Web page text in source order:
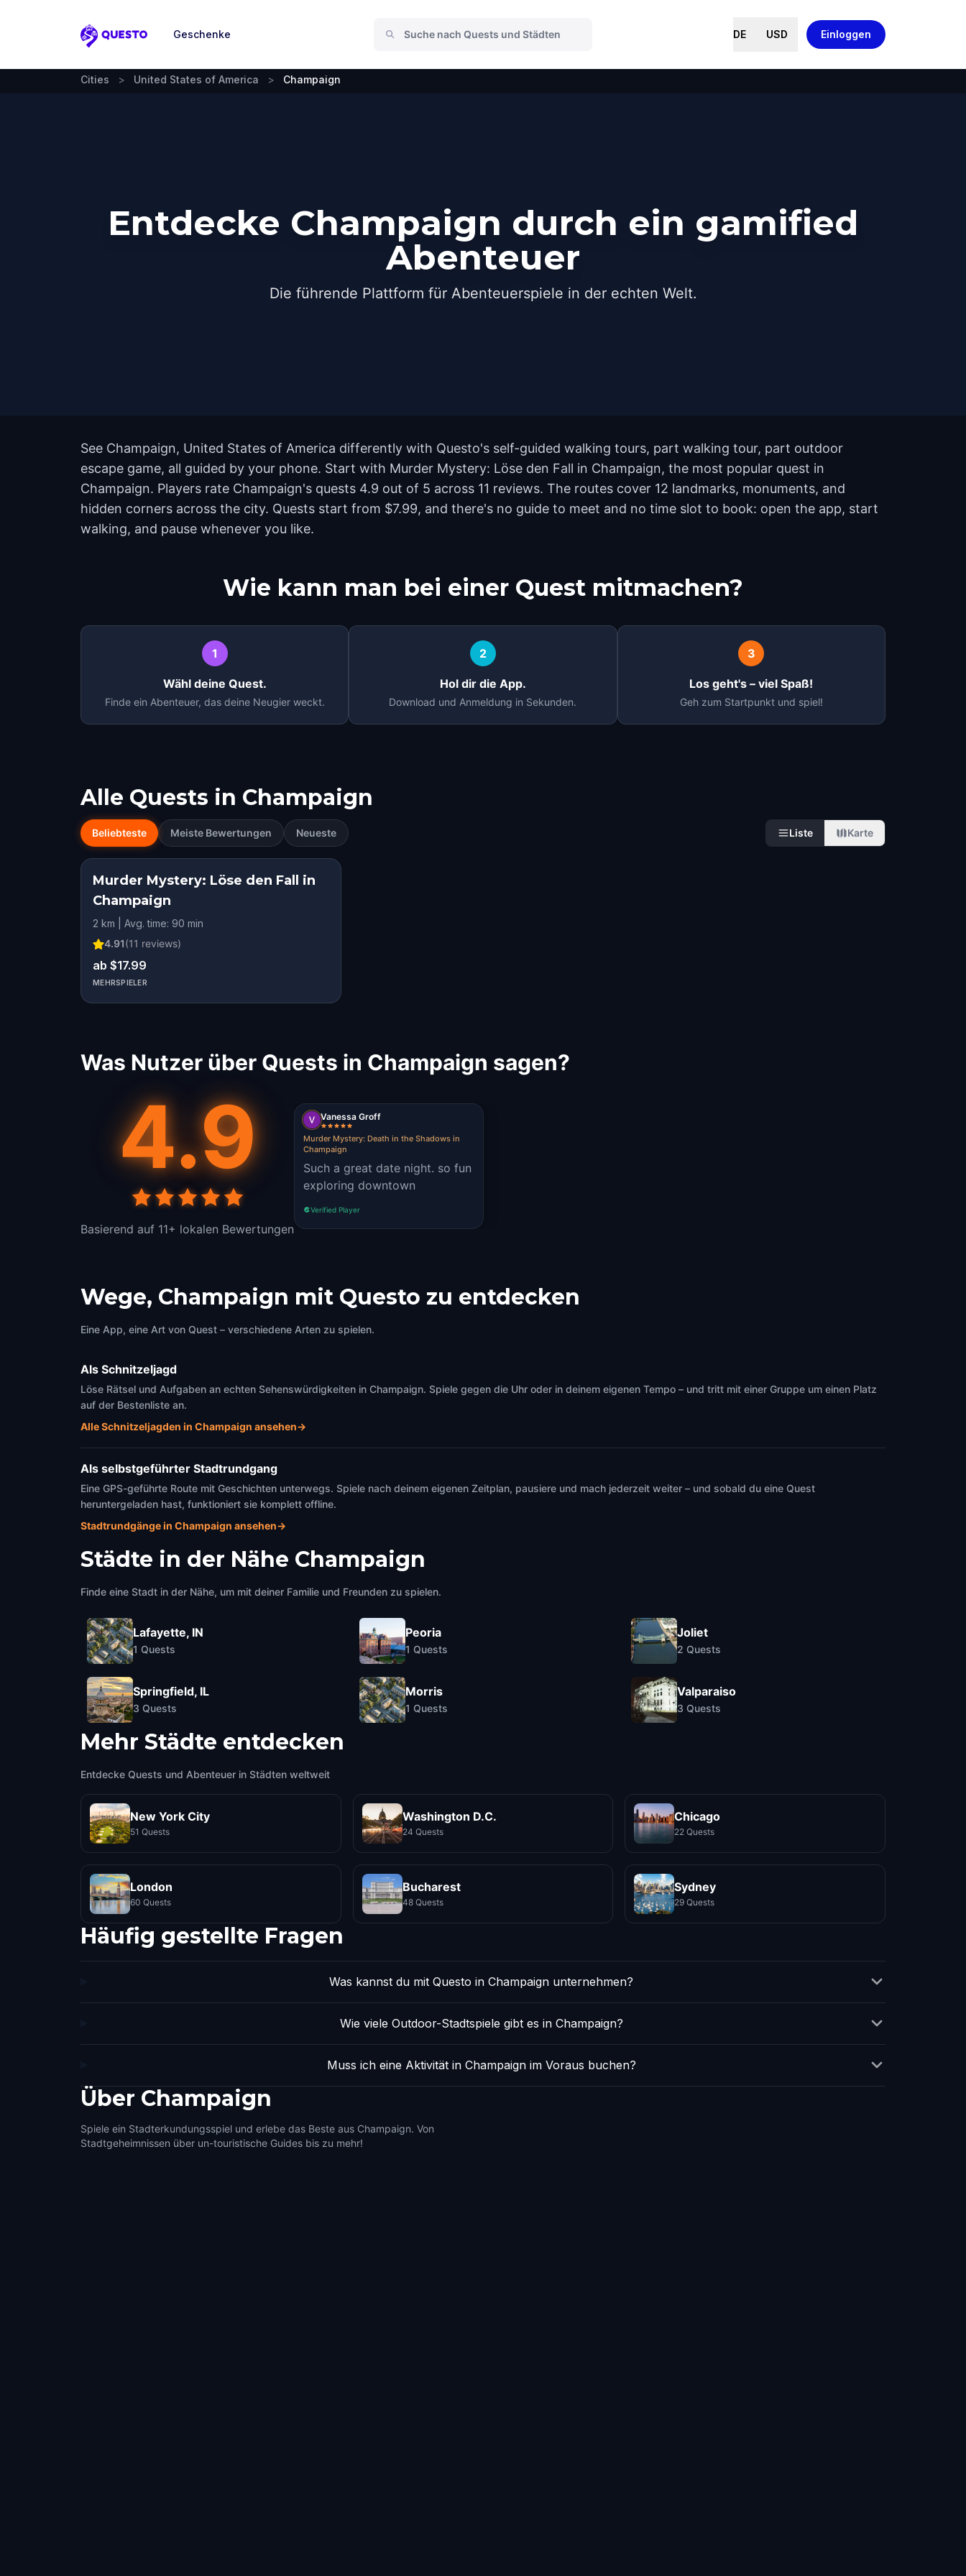
Questo
Geschenke DE USD Einloggen
Cities > United States of America > Champaign
Entdecke Champaign durch ein gamified
Abenteuer
Die führende Plattform für Abenteuerspiele in der echten Welt.
See Champaign, United States of America differently with Questo's self-guided walking tours, part walking tour, part outdoor
escape game, all guided by your phone. Start with Murder Mystery: Löse den Fall in Champaign, the most popular quest in
Champaign. Players rate Champaign's quests 4.9 out of 5 across 11 reviews. The routes cover 12 landmarks, monuments, and
hidden corners across the city. Quests start from $7.99, and there's no guide to meet and no time slot to book: open the app, start
walking, and pause whenever you like.
Wie kann man bei einer Quest mitmachen?
1
Wähl deine Quest.
Finde ein Abenteuer, das deine Neugier weckt.
2
Hol dir die App.
Download und Anmeldung in Sekunden.
3
Los geht's – viel Spaß!
Geh zum Startpunkt und spiel!
Alle Quests in Champaign
Beliebteste Meiste Bewertungen Neueste Liste Karte
Murder Mystery: Löse den Fall in
Champaign
2 km | Avg. time: 90 min
4.91(11 reviews)
ab $17.99
MEHRSPIELER
Was Nutzer über Quests in Champaign sagen?
4.9
Basierend auf 11+ lokalen Bewertungen
Vanessa Groff
Murder Mystery: Death in the Shadows in
Champaign
Such a great date night. so fun
exploring downtown
Verified Player
Wege, Champaign mit Questo zu entdecken
Eine App, eine Art von Quest – verschiedene Arten zu spielen.
Als Schnitzeljagd
Löse Rätsel und Aufgaben an echten Sehenswürdigkeiten in Champaign. Spiele gegen die Uhr oder in deinem eigenen Tempo – und tritt mit einer Gruppe um einen Platz
auf der Bestenliste an.
Alle Schnitzeljagden in Champaign ansehen→
Als selbstgeführter Stadtrundgang
Eine GPS-geführte Route mit Geschichten unterwegs. Spiele nach deinem eigenen Zeitplan, pausiere und mach jederzeit weiter – und sobald du eine Quest
heruntergeladen hast, funktioniert sie komplett offline.
Stadtrundgänge in Champaign ansehen→
Städte in der Nähe Champaign
Finde eine Stadt in der Nähe, um mit deiner Familie und Freunden zu spielen.
Lafayette, IN
1 Quests
Springfield, IL
3 Quests
Peoria
1 Quests
Morris
1 Quests
Joliet
2 Quests
Valparaiso
3 Quests
Mehr Städte entdecken
Entdecke Quests und Abenteuer in Städten weltweit
New York City
51 Quests
Washington D.C.
24 Quests
Chicago
22 Quests
London
60 Quests
Bucharest
48 Quests
Sydney
29 Quests
Häufig gestellte Fragen
Was kannst du mit Questo in Champaign unternehmen?
Wie viele Outdoor-Stadtspiele gibt es in Champaign?
Muss ich eine Aktivität in Champaign im Voraus buchen?
Über Champaign
Spiele ein Stadterkundungsspiel und erlebe das Beste aus Champaign. Von
Stadtgeheimnissen über un-touristische Guides bis zu mehr!